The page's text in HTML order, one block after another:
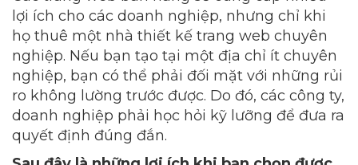
lợi ích cho các doanh nghiệp, nhưng chỉ khi
họ thuê một nhà thiết kế trang web chuyên
nghiệp. Nếu bạn tạo tại một địa chỉ ít chuyên
nghiệp, bạn có thể phải đối mặt với những rủi
ro không lường trước được. Do đó, các công ty,
doanh nghiệp phải học hỏi kỹ lưỡng để đưa ra
quyết định đúng đắn.